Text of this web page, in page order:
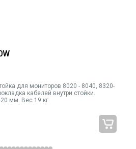
для мониторов 8020 - 8040, 8320-
кабелей внутри стойки.
мм. Вес 19 кг